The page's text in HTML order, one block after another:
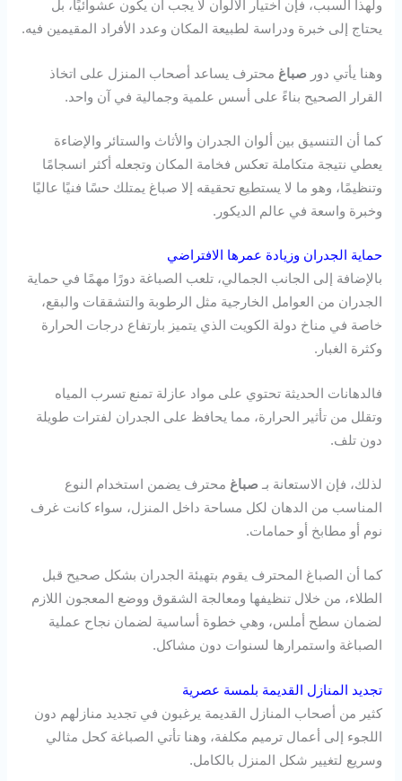
ولهذا السبب، فإن اختيار الألوان لا يجب أن يكون عشوائيًا، بل
يحتاج إلى خبرة ودراسة لطبيعة المكان وعدد الأفراد المقيمين فيه.
وهنا يأتي دور صباغ محترف يساعد أصحاب المنزل على اتخاذ
القرار الصحيح بناءً على أسس علمية وجمالية في آن واحد.
كما أن التنسيق بين ألوان الجدران والأثاث والستائر والإضاءة
يعطي نتيجة متكاملة تعكس فخامة المكان وتجعله أكثر انسجامًا
وتنظيمًا، وهو ما لا يستطيع تحقيقه إلا صباغ يمتلك حسًا فنيًا عاليًا
وخبرة واسعة في عالم الديكور.
حماية الجدران وزيادة عمرها الافتراضي
بالإضافة إلى الجانب الجمالي، تلعب الصباغة دورًا مهمًا في حماية
الجدران من العوامل الخارجية مثل الرطوبة والتشققات والبقع،
خاصة في مناخ دولة الكويت الذي يتميز بارتفاع درجات الحرارة
وكثرة الغبار.
فالدهانات الحديثة تحتوي على مواد عازلة تمنع تسرب المياه
وتقلل من تأثير الحرارة، مما يحافظ على الجدران لفترات طويلة
دون تلف.
لذلك، فإن الاستعانة بـ صباغ محترف يضمن استخدام النوع
المناسب من الدهان لكل مساحة داخل المنزل، سواء كانت غرف
نوم أو مطابخ أو حمامات.
كما أن الصباغ المحترف يقوم بتهيئة الجدران بشكل صحيح قبل
الطلاء، من خلال تنظيفها ومعالجة الشقوق ووضع المعجون اللازم
لضمان سطح أملس، وهي خطوة أساسية لضمان نجاح عملية
الصباغة واستمرارها لسنوات دون مشاكل.
تجديد المنازل القديمة بلمسة عصرية
كثير من أصحاب المنازل القديمة يرغبون في تجديد منازلهم دون
اللجوء إلى أعمال ترميم مكلفة، وهنا تأتي الصباغة كحل مثالي
وسريع لتغيير شكل المنزل بالكامل.